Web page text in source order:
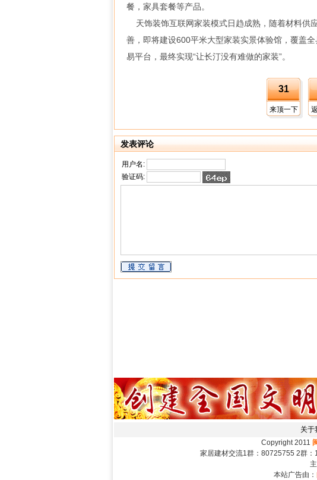
餐，家具套餐等产品。
天饰装饰互联网家装模式日趋成熟，随着材料供
善，即将建设600平米大型家装实景体验馆，覆盖
易平台，最终实现“让长汀没有难做的家装”。
31
来顶一下
发表评论
用户名:
验证码:
关于
Copyright 2011
家居建材交流1群：80725755 2群
本站广告由：